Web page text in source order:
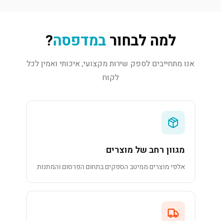
למה לבחורבמדפסה?
אנו מתחייבים לספק שירות מקצועי, איכותי ואמין לכל
לקוח
מגוון רחב של מוצרים
אלפי מוצרים ממיטב הספקים בתחום הפרסום והמתנות